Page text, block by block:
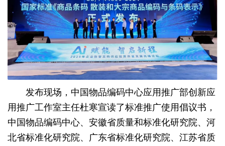
发布现场，中国物品编码中心应用推广部创新应
用推广工作室主任杜寒宣读了标准推广使用倡议书，
中国物品编码中心、安徽省质量和标准化研究院、河
北省标准化研究院、广东省标准化研究院、江苏省质